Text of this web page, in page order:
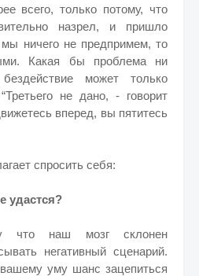
всего, только потому, что
назрел, и пришло
ничего не предпримем, то
Какая бы проблема ни
может только
не дано, - говорит
вперед, вы пятитесь
спросить себя:
удастся?
что наш мозг склонен
негативный сценарий.
уму шанс зацепиться